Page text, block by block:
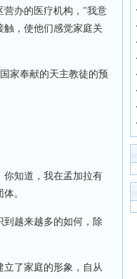
营办的医疗机构，"我意
触，使他们感觉家庭关
家奉献的天主教徒的预
你知道，我在孟加拉有
。
越来越多的如何，除
了家庭的形象，自从